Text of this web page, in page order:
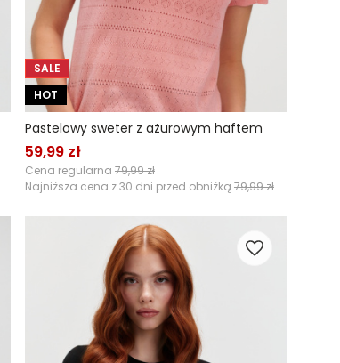
SALE
HOT
Pastelowy sweter z ażurowym haftem
59,99 zł
Cena regularna 79,99 zł
Najniższa cena z 30 dni przed obniżką 79,99 zł